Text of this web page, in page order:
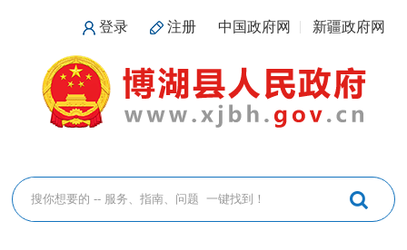
登录 注册 中国政府网 新疆政府网